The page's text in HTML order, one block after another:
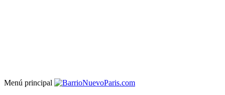
Menú principal